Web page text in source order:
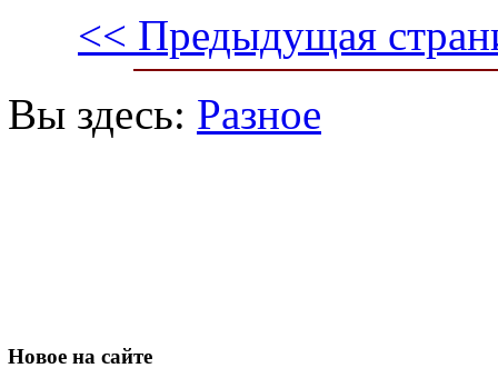
<< Предыдущая
Вы здесь: Разное
Новое на сайте